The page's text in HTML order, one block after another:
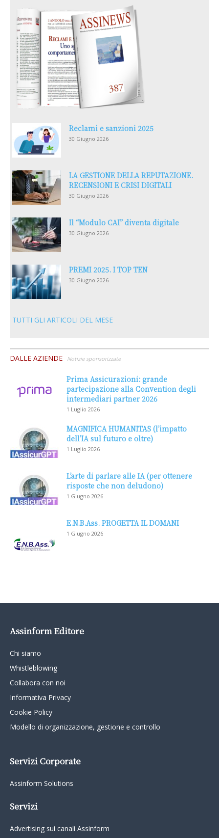
Reclami e sanzioni 2025
30 Giugno 2026
LA GESTIONE DELLA REPUTAZIONE.
RECENSIONI E CRISI DIGITALI
30 Giugno 2026
Il “Modulo CAI” diventa digitale
30 Giugno 2026
PREMI 2025. I TOP TEN
30 Giugno 2026
TUTTI GLI ARTICOLI DEL MESE
DALLE AZIENDE Notizie sponsorizzate
Prima Assicurazioni: grande
partecipazione alla Convention degli
intermediari partner 2026
1 Luglio 2026
MAGNIFICA HUMANITAS (l’impatto
dell’IA sul futuro e oltre)
1 Luglio 2026
L’arte di parlare alle IA (per ottenere
risposte che non deludono)
1 Giugno 2026
E.N.B.Ass. PROGETTA IL DOMANI
1 Giugno 2026
Assinform Editore
Chi siamo
Whistleblowing
Collabora con noi
Informativa Privacy
Cookie Policy
Modello di organizzazione, gestione e controllo
Servizi Corporate
Assinform Solutions
Servizi
Advertising sui canali Assinform